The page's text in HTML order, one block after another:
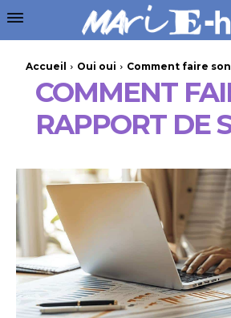
Accueil Oui oui Comment faire
COMMENT
RAPPORT DE